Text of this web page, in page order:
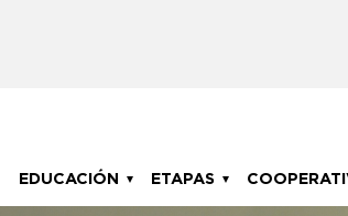
Main navigation
EDUCACIÓN ETAPAS